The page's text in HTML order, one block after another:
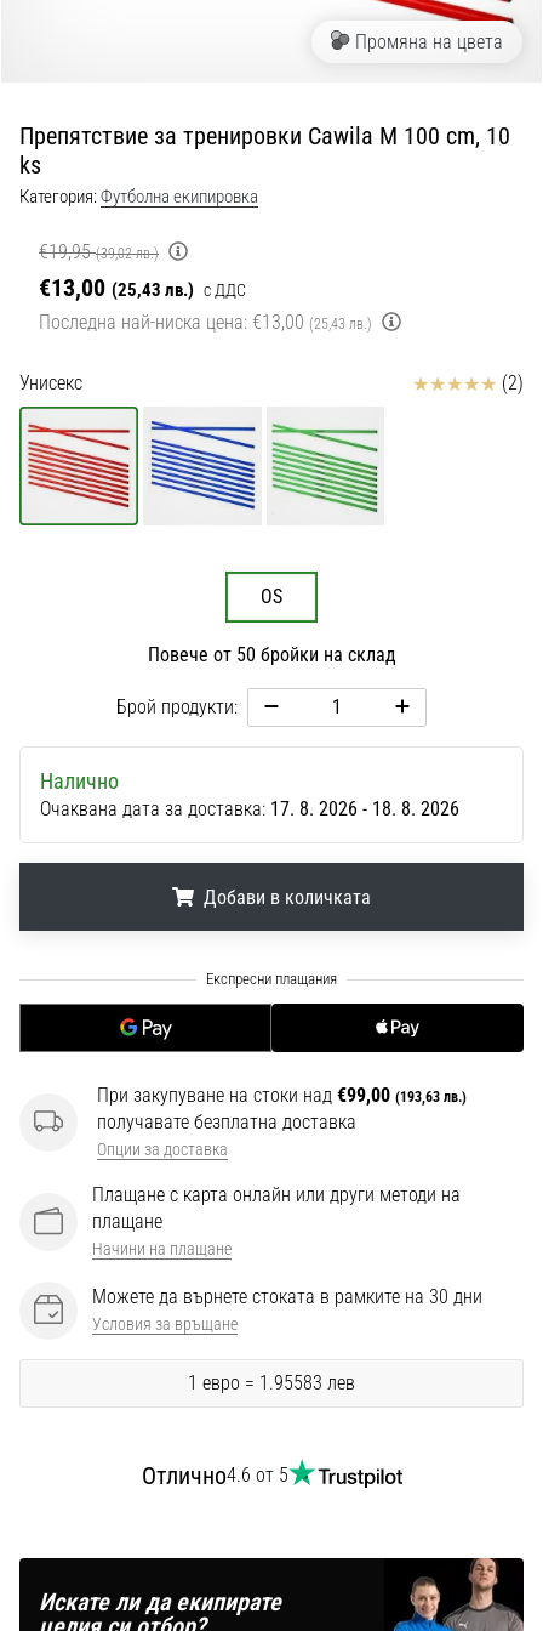
от
Nike,
adidas
PUMA.
Бъди
част
мач,
гол
и…
9. 6. 2025
•
футболни
обувки
Nike
контрол
мощ
във
Перфектни
за
Покажи
всички
статии
Промяна на цвета
Препятствие за тренировки Cawila M 100 cm, 10
ks
Категория:Футболна екипировка
€19,95 (39,02 лв.)
€13,00 (25,43 лв.) с ДДС
Последна най-ниска цена: €13,00 (25,43 лв.)
Унисекс Отзиви (2)
OS
Повече от 50 бройки на склад
Брой продукти:
Налично
Очаквана дата за доставка: 17. 8. 2026 - 18. 8. 2026
Добави в количката
При закупуване на стоки над €99,00 (193,63 лв.)
получавате безплатна доставка
Опции за доставка
Плащане с карта онлайн или други методи на
плащане
Начини на плащане
Можете да върнете стоката в рамките на 30 дни
Условия за връщане
1 евро = 1.95583 лев
Отлично4.6 от 5
Искате ли да екипирате